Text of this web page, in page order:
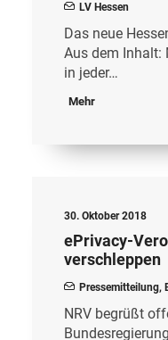
LV Hessen
Das neue
Aus dem Inhalt:
in jeder…
Mehr
30. Oktober 2018
ePrivacy-
verschleppen
Pressemitteilung,
NRV begrüßt